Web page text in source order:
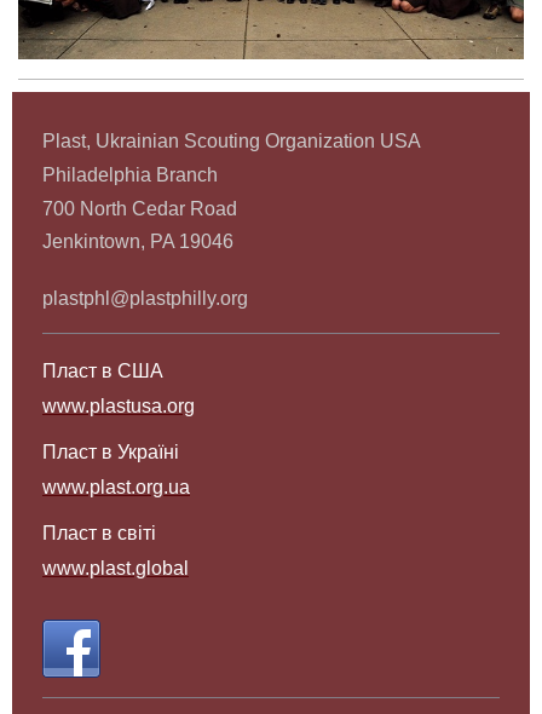
Plast, Ukrainian Scouting Organization USA
Philadelphia Branch
700 North Cedar Road
Jenkintown, PA 19046
plastphl@plastphilly.org
Пласт в США
www.plastusa.org
Пласт в Україні
www.plast.org.ua
Пласт в світі
www.plast.g lobal